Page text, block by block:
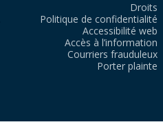
Droits
Politique de confidentialité
Accessibilité web
Accès à l’information
Courriers frauduleux
Porter plainte